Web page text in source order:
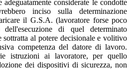
considerate le condotte
inciso sulla determinazione
il G.S.A. (lavoratore forse poco
di quel determinato
sottratta al potere decisionale e volitivo
competenza del datore di lavoro.
istruzioni ai lavoratore, per quello
dei dispositivi di sicurezza, non